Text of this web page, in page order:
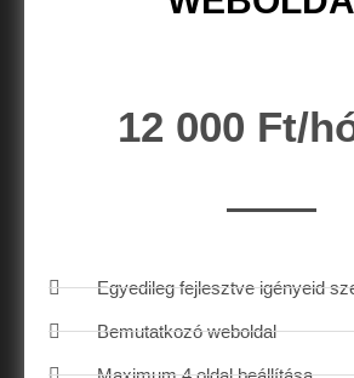
12 000 Ft/
Egyedileg fejlesztve igényeid
Bemutatkozó weboldal